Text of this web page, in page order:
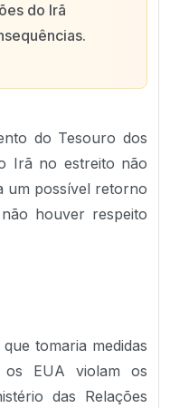
do Irã
do Tesouro dos
Irã no estreito não
um possível retorno
houver respeito
tomaria medidas
os EUA violam os
das Relações